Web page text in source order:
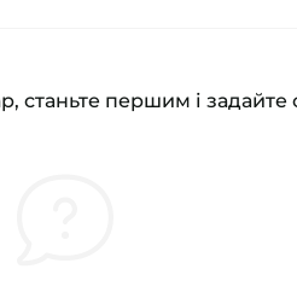
станьте першим і задайте